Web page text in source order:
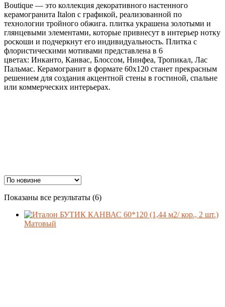
Boutique — это коллекция декоративного настенного
керамогранита Italon с графикой, реализованной по
технологии тройного обжига. плитка украшена золотыми и
глянцевыми элементами, которые привнесут в интерьер нотку
роскоши и подчеркнут его индивидуальность. Плитка с
флористическими мотивами представлена в 6
цветах: Инканто, Канвас, Блоссом, Нинфеа, Тропикал, Лас
Пальмас. Керамогранит в формате 60х120 станет прекрасным
решением для создания акцентной стены в гостиной, спальне
или коммерческих интерьерах.
Ценовой фильтр
Материал
Показаны все результаты (6)Сортировка:
недавние